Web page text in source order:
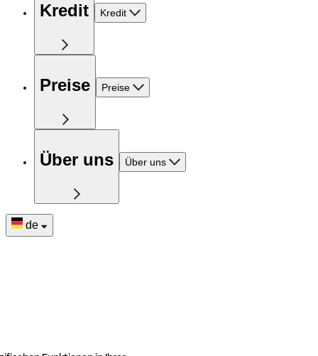
Kredit Kredit
Preise Preise
Über uns Über uns
de